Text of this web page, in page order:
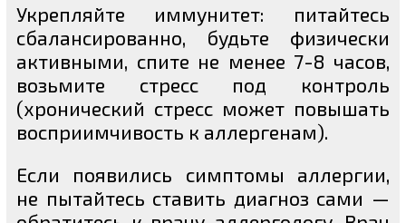
Укрепляйте иммунитет: питайтесь
сбалансированно, будьте физически
активными, спите не менее 7-8 часов,
возьмите стресс под контроль
(хронический стресс может повышать
восприимчивость к аллергенам).
Если появились симптомы аллергии,
не пытайтесь ставить диагноз сами —